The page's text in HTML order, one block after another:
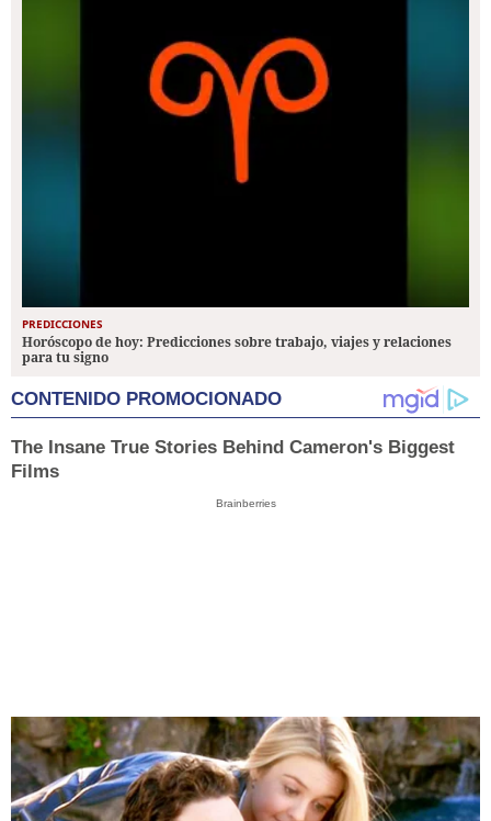
PREDICCIONES
Horóscopo de hoy: Predicciones sobre trabajo, viajes y relaciones
para tu signo
CONTENIDO PROMOCIONADO
The Insane True Stories Behind Cameron's Biggest
Films
Brainberries